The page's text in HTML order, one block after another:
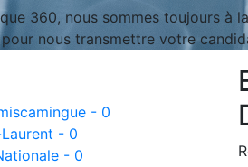
360, nous sommes toujours à
pour nous transmettre votre
- 0
- 0
- 0